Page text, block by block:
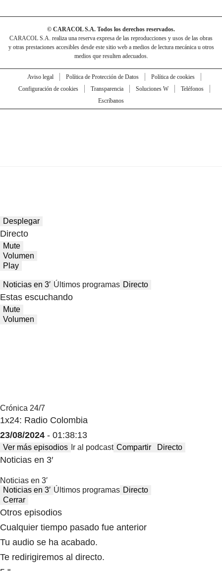
© CARACOL S.A. Todos los derechos reservados.
CARACOL S.A. realiza una reserva expresa de las reproducciones y usos de las obras
y otras prestaciones accesibles desde este sitio web a medios de lectura mecánica u otros
medios que resulten adecuados.
Aviso legal Política de Protección de Datos
Política de cookies
Configuración de cookies
Transparencia Soluciones W
Teléfonos
Escríbanos
Desplegar
Directo
Mute
Volumen
Play
Noticias en 3′ Últimos programas
Estas escuchando
Mute
Crónica 24/7
1x24: Radio Colombia
23/08/2024- 01:38:13
Ver más episodios
Noticias en 3′
Noticias en 3′
Noticias en 3′
Cerrar
Otros episodios
Cualquier tiempo pasado fue anterior
Tu audio se ha acabado.